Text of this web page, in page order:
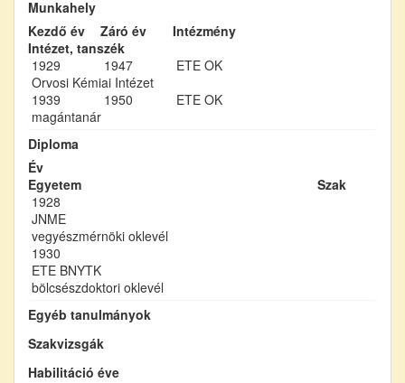
Munkahely
Kezdő év
Záró év
Intézmény
Intézet, tanszék
1929
1947
ETE OK
Orvosi Kémiai Intézet
1939
1950
ETE OK
magántanár
Diploma
Év
Egyetem
Szak
1928
JNME
vegyészmérnöki oklevél
1930
ETE BNYTK
bölcsészdoktori oklevél
Egyéb tanulmányok
Szakvizsgák
Habilitáció éve